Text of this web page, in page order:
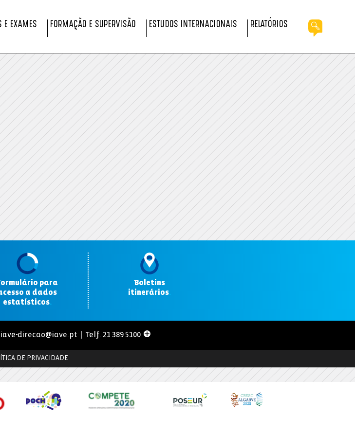
E EXAMES FORMAÇÃO E SUPERVISÃO ESTUDOS INTERNACIONAIS RELATÓRIOS
para
a dados
estatísticos.
Boletins
itinerários.
iave-direcao@iave.pt | Telf. 21 389 5100
DE PRIVACIDADE